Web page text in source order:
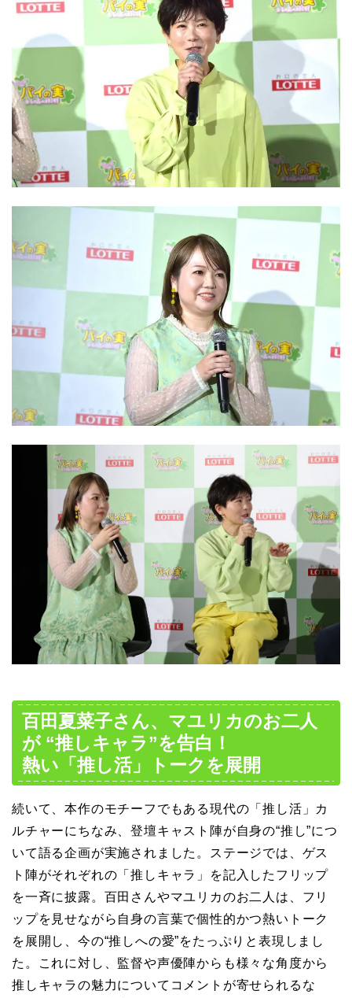
百田夏菜子さん、マユリカのお二人
が “推しキャラ”を告白！
熱い「推し活」トークを展開
続いて、本作のモチーフでもある現代の「推し活」カ
ルチャーにちなみ、登壇キャスト陣が自身の“推し”につ
いて語る企画が実施されました。ステージでは、ゲス
ト陣がそれぞれの「推しキャラ」を記入したフリップ
を一斉に披露。百田さんやマユリカのお二人は、フリ
ップを見せながら自身の言葉で個性的かつ熱いトーク
を展開し、今の“推しへの愛”をたっぷりと表現しまし
た。これに対し、監督や声優陣からも様々な角度から
推しキャラの魅力についてコメントが寄せられるな